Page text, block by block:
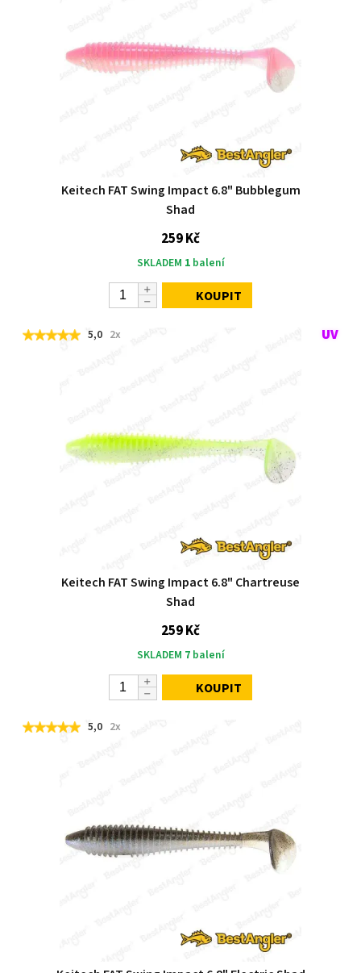
Keitech FAT Swing Impact 6.8" Bubblegum
Shad
259 Kč
SKLADEM 1balení
KOUPIT
5,0 2x
Keitech FAT Swing Impact 6.8" Chartreuse
Shad
259 Kč
SKLADEM 7balení
KOUPIT
5,0 2x